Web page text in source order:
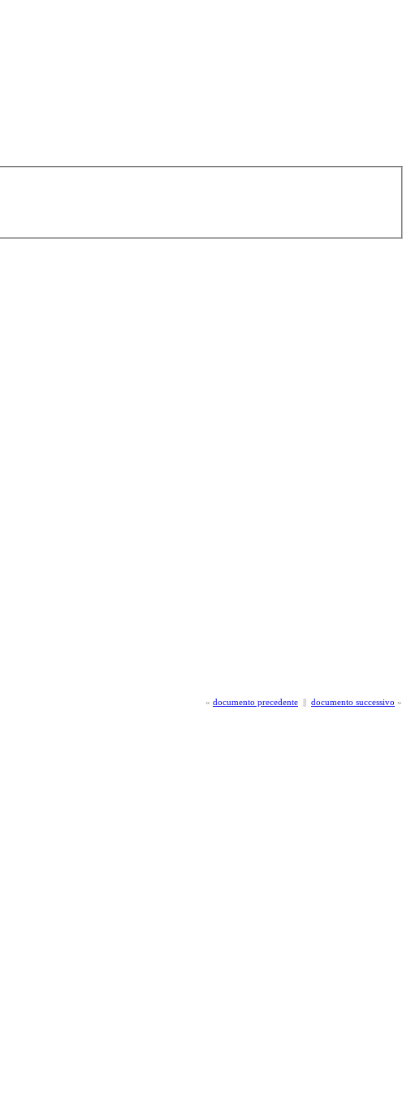
« documento precedente || documento successivo »